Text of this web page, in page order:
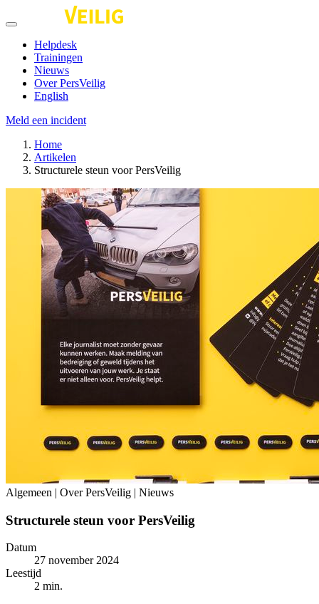
Helpdesk
Trainingen
Nieuws
Over PersVeilig
English
Meld een incident
Home
Artikelen
Structurele steun voor PersVeilig
Algemeen | Over PersVeilig | Nieuws
Structurele steun voor PersVeilig
Datum
27 november 2024
Leestijd
2 min.